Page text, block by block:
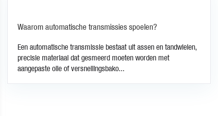
Waarom automatische transmissies spoelen?
Een automatische transmissie bestaat uit assen en tandwielen,
precisie materiaal dat gesmeerd moeten worden met
aangepaste olie of versnellingsbako...